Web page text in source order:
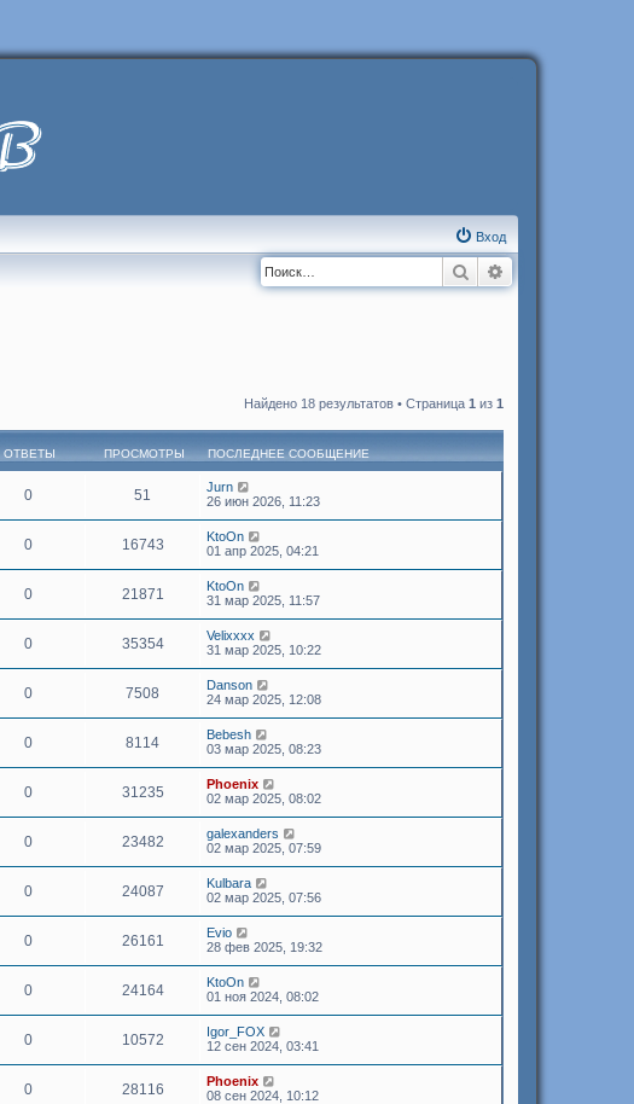
Вход
Поиск
Найдено 18 результатов • Страница 1 из 1
ОТВЕТЫ ПРОСМОТРЫ ПОСЛЕДНЕЕ СООБЩЕНИЕ
0 51
Jurn
26 июн 2026, 11:23
0 16743
KtoOn
01 апр 2025, 04:21
0 21871
KtoOn
31 мар 2025, 11:57
0 35354
Velixxxx
31 мар 2025, 10:22
0 7508
Danson
24 мар 2025, 12:08
0 8114
Bebesh
03 мар 2025, 08:23
0 31235
Phoenix
02 мар 2025, 08:02
0 23482
galexanders
02 мар 2025, 07:59
0 24087
Kulbara
02 мар 2025, 07:56
0 26161
Evio
28 фев 2025, 19:32
0 24164
KtoOn
01 ноя 2024, 08:02
0 10572
Igor_FOX
12 сен 2024, 03:41
0 28116
Phoenix
08 сен 2024, 10:12